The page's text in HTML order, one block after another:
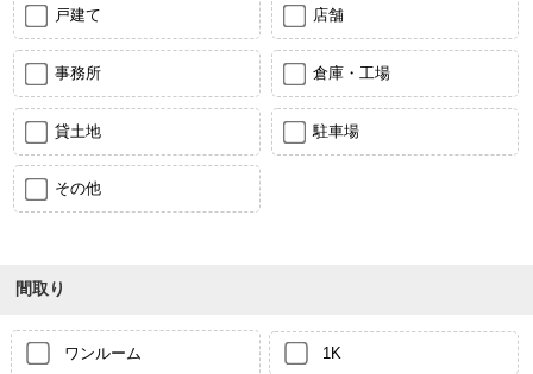
戸建て 店舗
事務所 倉庫・工場
貸土地 駐車場
その他
間取り
ワンルーム 1K